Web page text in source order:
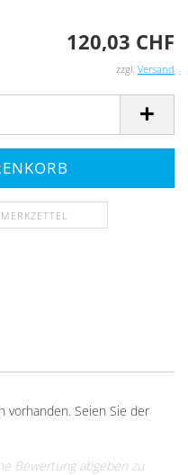
120,03 CHF
zzgl. Versand
vorhanden. Seien Sie der
Bewertung abgeben zu